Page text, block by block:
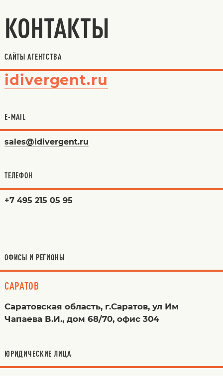
КОНТАКТЫ
САЙТЫ АГЕНТСТВА
idivergent.ru
E-MAIL
sales@idivergent.ru
ТЕЛЕФОН
+7 495 215 05 95
ОФИСЫ И РЕГИОНЫ
САРАТОВ
Саратовская область, г.Саратов, ул Им
Чапаева В.И., дом 68/70, офис 304
ЮРИДИЧЕСКИЕ ЛИЦА